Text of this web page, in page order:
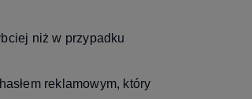
niż w przypadku
reklamowym, który